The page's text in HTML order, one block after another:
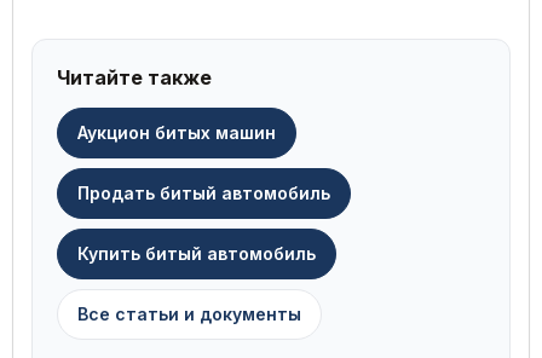
Читайте также
Аукцион битых машин
Продать битый автомобиль
Купить битый автомобиль
Все статьи и документы